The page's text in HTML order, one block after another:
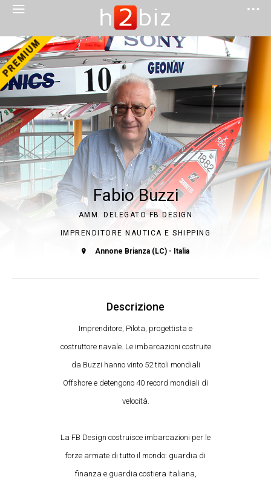
Fabio Buzzi
AMM. DELEGATO FB DESIGN
IMPRENDITORE NAUTICA E SHIPPING
Annone Brianza (LC) - Italia
Descrizione
Imprenditore, Pilota, progettista e
costruttore navale. Le imbarcazioni costruite
da Buzzi hanno vinto 52 titoli mondiali
Offshore e detengono 40 record mondiali di
velocità.
La FB Design costruisce imbarcazioni per le
forze armate di tutto il mondo: guardia di
finanza e guardia costiera italiana,